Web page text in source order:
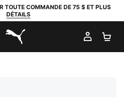
TOUTE COMMANDE DE 75 $ ET PLUS
DÉTAILS
PUMA.com
MON